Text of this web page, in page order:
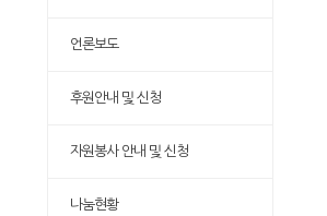
언론보도
후원안내 및 신청
자원봉사 안내 및 신청
나눔현황